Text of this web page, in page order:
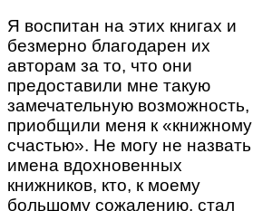
Я воспитан на этих книгах и
безмерно благодарен их
авторам за то, что они
предоставили мне такую
замечательную возможность,
приобщили меня к «книжному
счастью». Не могу не назвать
имена вдохновенных
книжников, кто, к моему
большому сожалению, стал